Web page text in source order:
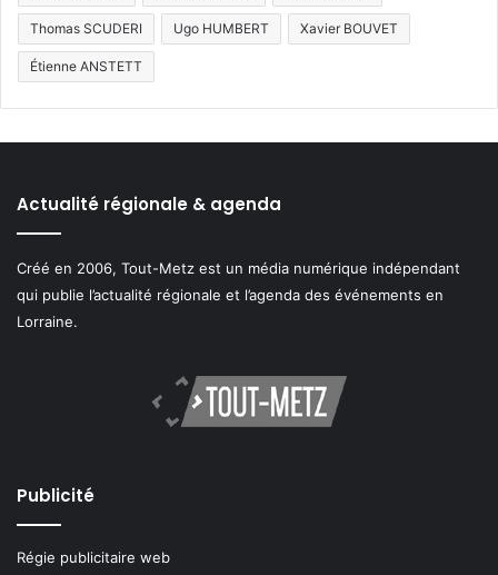
Thomas SCUDERI Ugo HUMBERT Xavier BOUVET
Étienne ANSTETT
Actualité régionale & agenda
Créé en 2006, Tout-Metz est un média numérique indépendant
qui publie l’actualité régionale et l’agenda des événements en
Lorraine.
Publicité
Régie publicitaire web